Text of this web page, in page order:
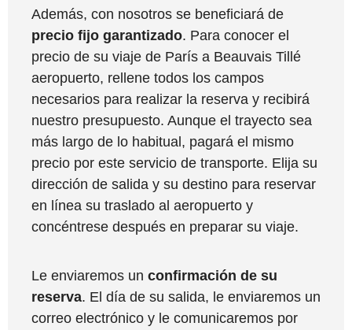
Además, con nosotros se beneficiará de
precio fijo garantizado. Para conocer el
precio de su viaje de París a Beauvais Tillé
aeropuerto, rellene todos los campos
necesarios para realizar la reserva y recibirá
nuestro presupuesto. Aunque el trayecto sea
más largo de lo habitual, pagará el mismo
precio por este servicio de transporte. Elija su
dirección de salida y su destino para reservar
en línea su traslado al aeropuerto y
concéntrese después en preparar su viaje.
Le enviaremos un confirmación de su
reserva. El día de su salida, le enviaremos un
correo electrónico y le comunicaremos por